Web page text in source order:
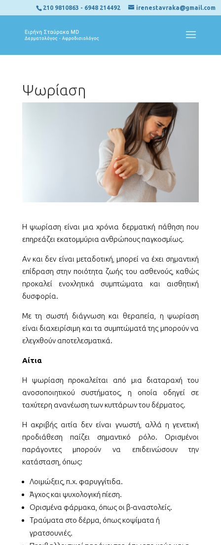
210 9810863 - 6948 214492 irenestavraka@gmail.com
Ψωρίαση
Η ψωρίαση είναι μια χρόνια δερματική πάθηση που
επηρεάζει εκατομμύρια ανθρώπους παγκοσμίως.
Αν και δεν είναι μεταδοτική, μπορεί να έχει σημαντική
επίδραση στην ποιότητα ζωής του ασθενούς, καθώς
προκαλεί ενοχλητικά συμπτώματα και αισθητική
δυσφορία.
Με τη σωστή διάγνωση και θεραπεία, η ψωρίαση
είναι διαχειρίσιμη και τα συμπτώματά της μπορούν να
ελεγχθούν αποτελεσματικά.
Αίτια
Η ψωρίαση προκαλείται από μια διαταραχή του
ανοσοποιητικού συστήματος, η οποία οδηγεί σε
ταχύτερη ανανέωση των κυττάρων του δέρματος.
Η ακριβής αιτία δεν είναι γνωστή, αλλά η γενετική
προδιάθεση παίζει σημαντικό ρόλο. Ορισμένοι
παράγοντες μπορούν να επιδεινώσουν την
κατάσταση, όπως:
Λοιμώξεις, π.χ. φαρυγγίτιδα.
Άγχος και ψυχολογική πίεση.
Ορισμένα φάρμακα, όπως οι β-αναστολείς.
Τραύματα στο δέρμα, όπως κοψίματα ή
γρατσουνιές.